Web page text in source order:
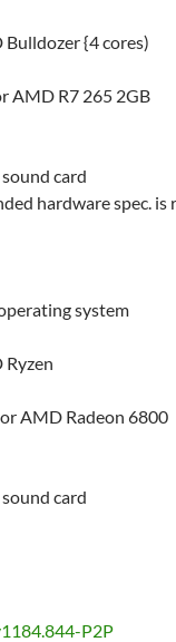
{4 cores)
AMD R7 265 2GB
card
hardware spec.
system
Ryzen
AMD Radeon 6800
card
P2P